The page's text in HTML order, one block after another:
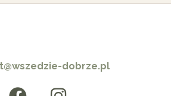
dobrze.pl